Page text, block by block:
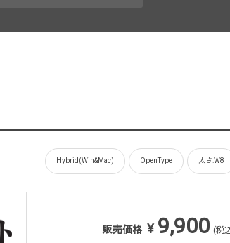
Hybrid(Win&Mac) OpenType 太さ:W8
販売価格 ¥ 9,900 (税